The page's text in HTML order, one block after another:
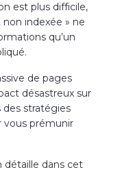
est plus difficile,
indexée » ne
qu’un
de pages
désastreux sur
stratégies
vous prémunir
détaille dans cet